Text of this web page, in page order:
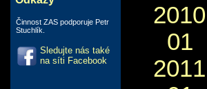
Činnost ZAS podporuje Petr
Stuchlík.
Sledujte nás také
na síti Facebook
2010
01
2011